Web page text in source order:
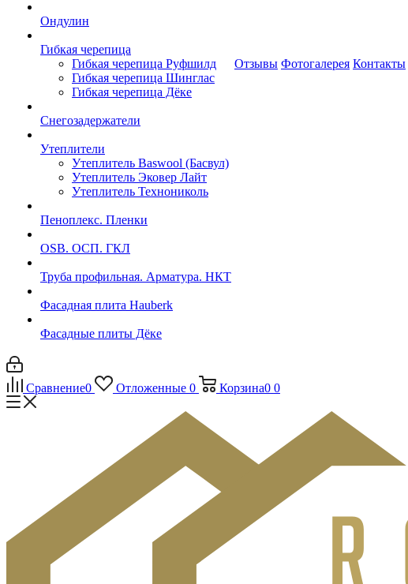
Ондулин
Гибкая черепица
Гибкая черепица Руфшилд
Гибкая черепица Шинглас
Гибкая черепица Дёке
Снегозадержатели
Утеплители
Утеплитель Baswool (Басвул)
Утеплитель Эковер Лайт
Утеплитель Технониколь
Пеноплекс. Пленки
OSB. ОСП. ГКЛ
Труба профильная. Арматура. НКТ
Фасадная плита Hauberk
Фасадные плиты Дёке
Отзывы Фотогалерея Контакты
Сравнение0 Отложенные 0 Корзина0 0